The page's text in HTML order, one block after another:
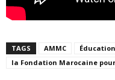
TAGS AMMC
la Fondation Marocaine